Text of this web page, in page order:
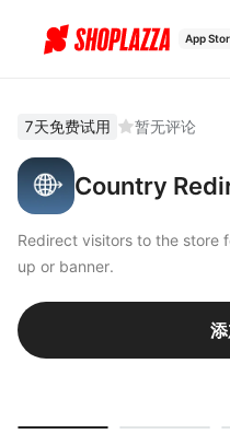
App
7天免费试用 暂无评论
Country
Redirect visitors to the store
up or banner.